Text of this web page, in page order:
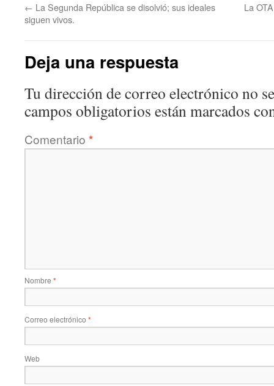
← La Segunda República se disolvió; sus ideales
siguen vivos.
La
Deja una respuesta
Tu dirección de correo electrónico no
campos obligatorios están marcados
Comentario *
Nombre *
Correo electrónico *
Web